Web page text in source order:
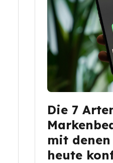
Die 7
mit
heute